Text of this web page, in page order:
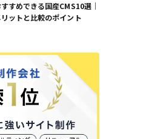
すめできる国産CMS10選｜
ットと比較のポイント